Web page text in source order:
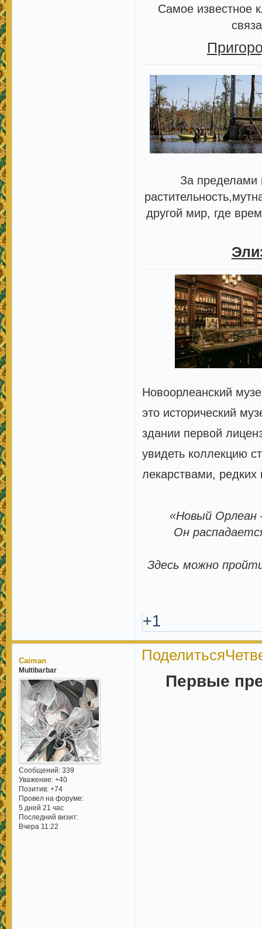
Самое известное
За пределами
другой мир, где
Новоорлеанский
это исторический
здании первой
увидеть коллекцию
лекарствами, редких
«Новый
Он
Здесь можно
+1
Поделиться
Caiman
Multibarbar
Сообщений: 339
Уважение: +40
Позитив: +74
Провел на форуме:
5 дней 21 час
Последний визит:
Вчера 11:22
Первые